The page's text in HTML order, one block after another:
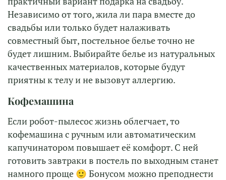
Независимо от того, жила ли пара вместе до
свадьбы или только будет налаживать
совместный быт, постельное белье точно не
будет лишним. Выбирайте белье из натуральных
качественных материалов, которые будут
приятны к телу и не вызовут аллергию.
Кофемашина
Если робот-пылесос жизнь облегчает, то
кофемашина с ручным или автоматическим
капучинатором повышает её комфорт. С ней
готовить завтраки в постель по выходным станет
намного проще 🙂 Бонусом можно преподнести